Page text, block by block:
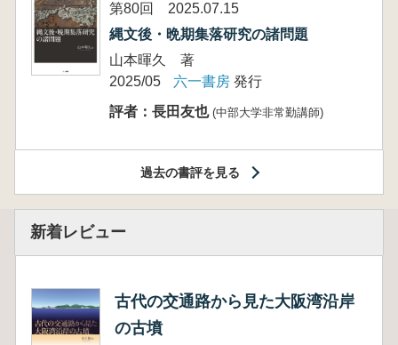
第80回 2025.07.15
縄文後・晩期集落研究の諸問題
山本暉久 著
2025/05
六一書房 発行
評者：長田友也 (中部大学非常勤講師)
過去の書評を見る
新着レビュー
古代の交通路から見た大阪湾沿岸
の古墳